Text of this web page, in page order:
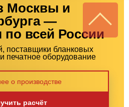
Москвы и
—
по всей России
поставщики бланковых
печатное оборудование
о производстве
расчёт